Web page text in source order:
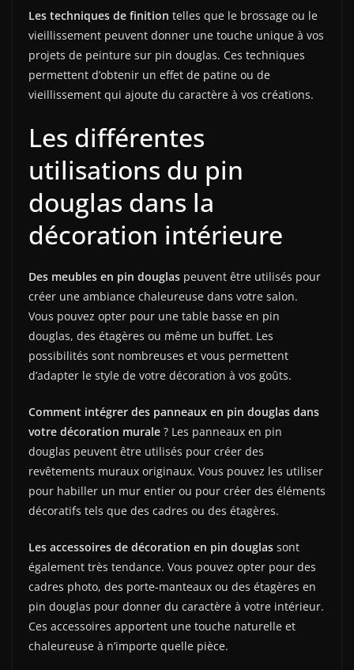
Les techniques de finition telles que le brossage ou le
vieillissement peuvent donner une touche unique à vos
projets de peinture sur pin douglas. Ces techniques
permettent d’obtenir un effet de patine ou de
vieillissement qui ajoute du caractère à vos créations.
Les différentes
utilisations du pin
douglas dans la
décoration intérieure
Des meubles en pin douglas peuvent être utilisés pour
créer une ambiance chaleureuse dans votre salon.
Vous pouvez opter pour une table basse en pin
douglas, des étagères ou même un buffet. Les
possibilités sont nombreuses et vous permettent
d’adapter le style de votre décoration à vos goûts.
Comment intégrer des panneaux en pin douglas dans
votre décoration murale ? Les panneaux en pin
douglas peuvent être utilisés pour créer des
revêtements muraux originaux. Vous pouvez les utiliser
pour habiller un mur entier ou pour créer des éléments
décoratifs tels que des cadres ou des étagères.
Les accessoires de décoration en pin douglas sont
également très tendance. Vous pouvez opter pour des
cadres photo, des porte-manteaux ou des étagères en
pin douglas pour donner du caractère à votre intérieur.
Ces accessoires apportent une touche naturelle et
chaleureuse à n’importe quelle pièce.